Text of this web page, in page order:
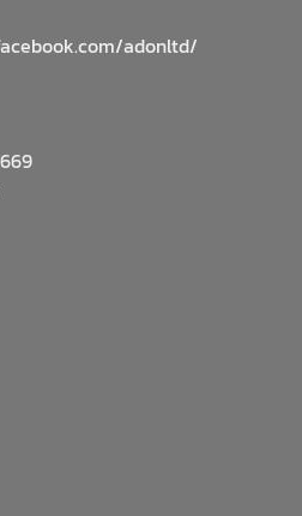
adonltd/